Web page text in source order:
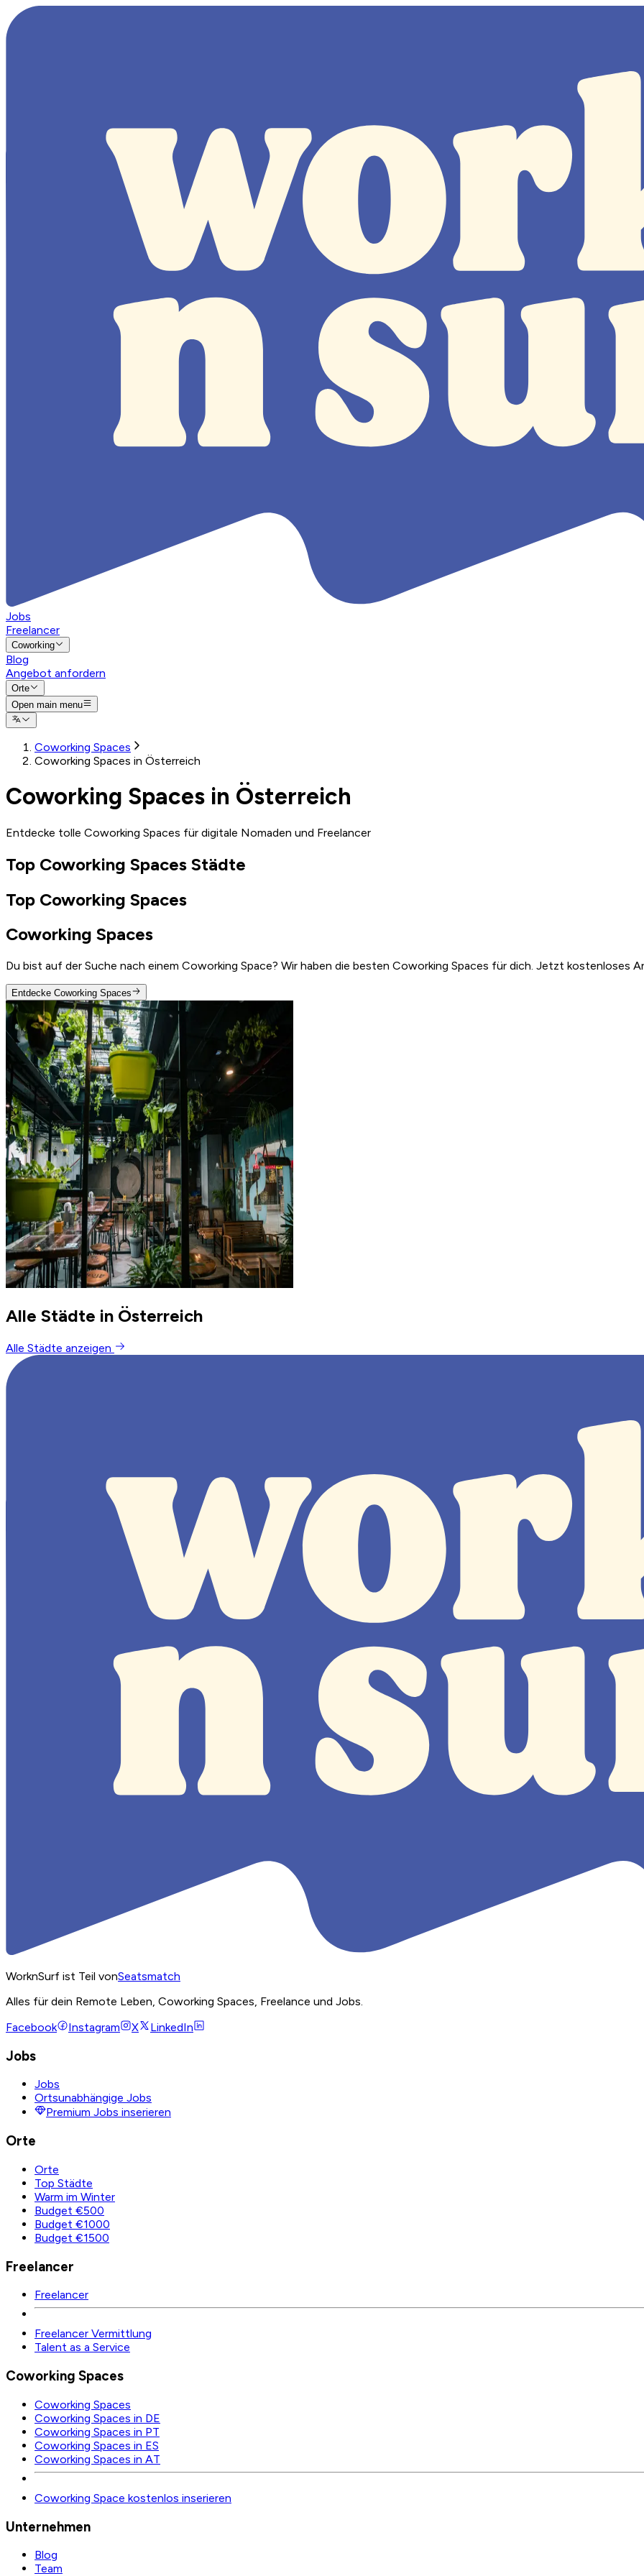
Jobs
Freelancer
Coworking
Blog
Angebot anfordern
Orte
Open main menu
Coworking Spaces
Coworking Spaces in Österreich
Coworking Spaces in Österreich
Entdecke tolle Coworking Spaces für digitale Nomaden und Freelancer
Top Coworking Spaces Städte
Top Coworking Spaces
Coworking Spaces
Du bist auf der Suche nach einem Coworking Space? Wir haben die besten Coworking Spaces für dich. Jetzt kostenloses
Entdecke Coworking Spaces
Alle Städte in Österreich
Alle Städte anzeigen
WorknSurf ist Teil vonSeatsmatch
Alles für dein Remote Leben, Coworking Spaces, Freelance und Jobs.
Facebook
Instagram X LinkedIn
Jobs
Jobs
Ortsunabhängige Jobs
Premium Jobs inserieren
Orte
Orte
Top Städte
Warm im Winter
Budget €500
Budget €1000
Budget €1500
Freelancer
Freelancer
Freelancer Vermittlung
Talent as a Service
Coworking Spaces
Coworking Spaces
Coworking Spaces in DE
Coworking Spaces in PT
Coworking Spaces in ES
Coworking Spaces in AT
Coworking Space kostenlos inserieren
Unternehmen
Blog
Team